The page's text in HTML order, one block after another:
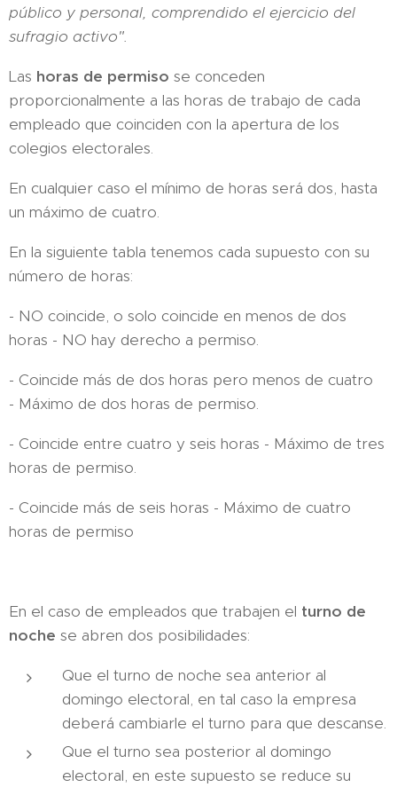
público y personal, comprendido el ejercicio del
sufragio activo".
Las horas de permiso se conceden
proporcionalmente a las horas de trabajo de cada
empleado que coinciden con la apertura de los
colegios electorales.
En cualquier caso el mínimo de horas será dos, hasta
un máximo de cuatro.
En la siguiente tabla tenemos cada supuesto con su
número de horas:
- NO coincide, o solo coincide en menos de dos
horas - NO hay derecho a permiso.
- Coincide más de dos horas pero menos de cuatro
- Máximo de dos horas de permiso.
- Coincide entre cuatro y seis horas - Máximo de tres
horas de permiso.
- Coincide más de seis horas - Máximo de cuatro
horas de permiso
En el caso de empleados que trabajen el turno de
noche se abren dos posibilidades:
Que el turno de noche sea anterior al
domingo electoral, en tal caso la empresa
deberá cambiarle el turno para que descanse.
Que el turno sea posterior al domingo
electoral, en este supuesto se reduce su